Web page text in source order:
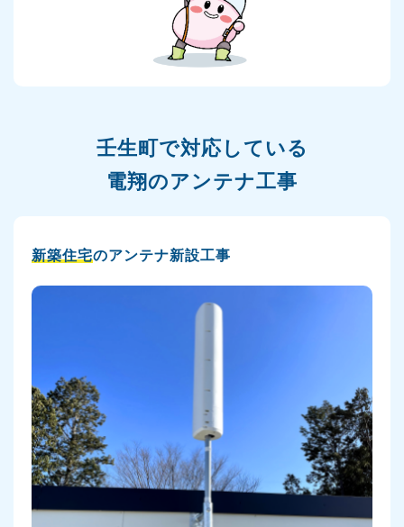
壬生町で対応している
電翔のアンテナ工事
新築住宅のアンテナ新設工事